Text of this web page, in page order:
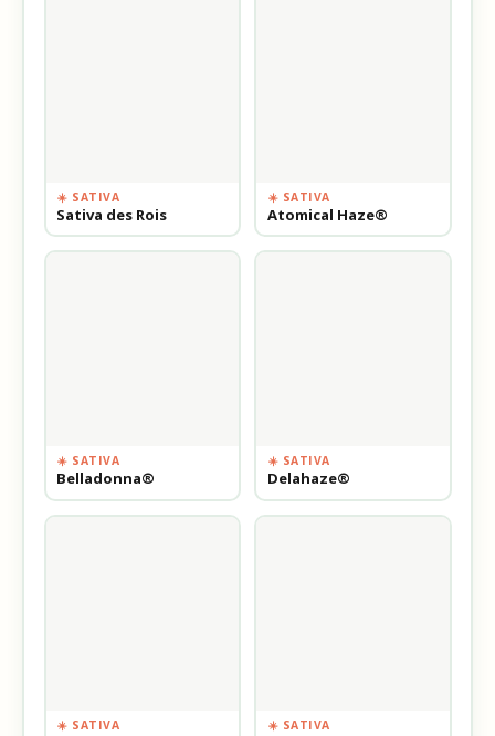
☀️ SATIVA
Sativa des Rois
☀️ SATIVA
Atomical Haze®
☀️ SATIVA
Belladonna®
☀️ SATIVA
Delahaze®
☀️ SATIVA ☀️ SATIVA